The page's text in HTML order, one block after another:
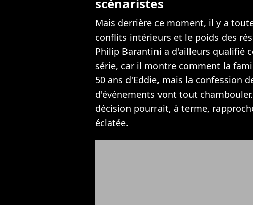
scénaristes
Mais derrière ce moment, il y a
conflits intérieurs et le poids des
Philip Barantini a d'ailleurs qualifié
série, car il montre comment la
50 ans d'Eddie, mais la confession
d'événements vont tout
décision pourrait, à terme,
éclatée.